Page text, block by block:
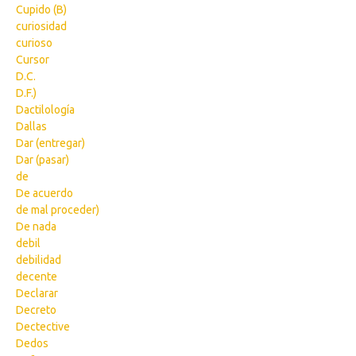
Cupido (B)
curiosidad
curioso
Cursor
D.C.
D.F.)
Dactilología
Dallas
Dar (entregar)
Dar (pasar)
de
De acuerdo
de mal proceder)
De nada
debil
debilidad
decente
Declarar
Decreto
Dectective
Dedos